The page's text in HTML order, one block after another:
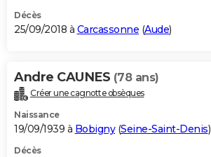
Décès
25/09/2018 à Carcassonne (Aude)
Andre CAUNES (78 ans)
Créer une cagnotte obsèques
Naissance
19/09/1939 à Bobigny(Seine-Saint-Denis)
Décès